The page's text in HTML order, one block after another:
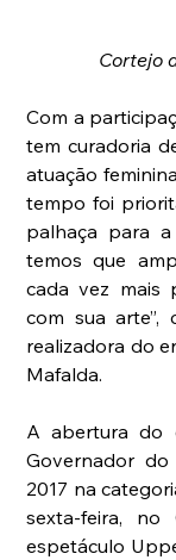
Cortejo
Com a
tem curadoria
atuação
tempo foi
palhaça para
temos que
cada vez mais
com sua arte”,
realizadora do
Mafalda.
A abertura do
Governador
2017 na
sexta-feira,
espetáculo